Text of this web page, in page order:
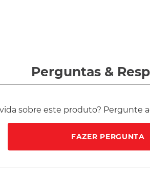
Perguntas &
sobre este produto? Pergunte
FAZER PERGUNTA